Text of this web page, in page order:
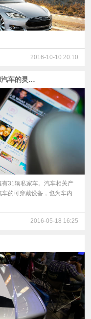
2016-10-10 20:10
爱车也有可穿戴设备，车喵堪称手机和汽车的灵魂伴侣
31辆私家车。汽车相关产
的可穿戴设备，也为车内
2016-05-18 16:25